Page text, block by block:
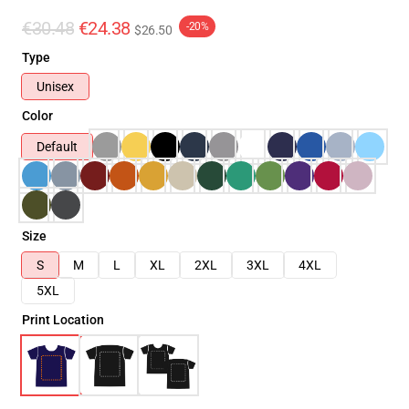
€30.48 €24.38 $26.50 -20%
Type
Unisex
Color
Default
Size
S
M L XL 2XL 3XL
4XL
5XL
Print Location